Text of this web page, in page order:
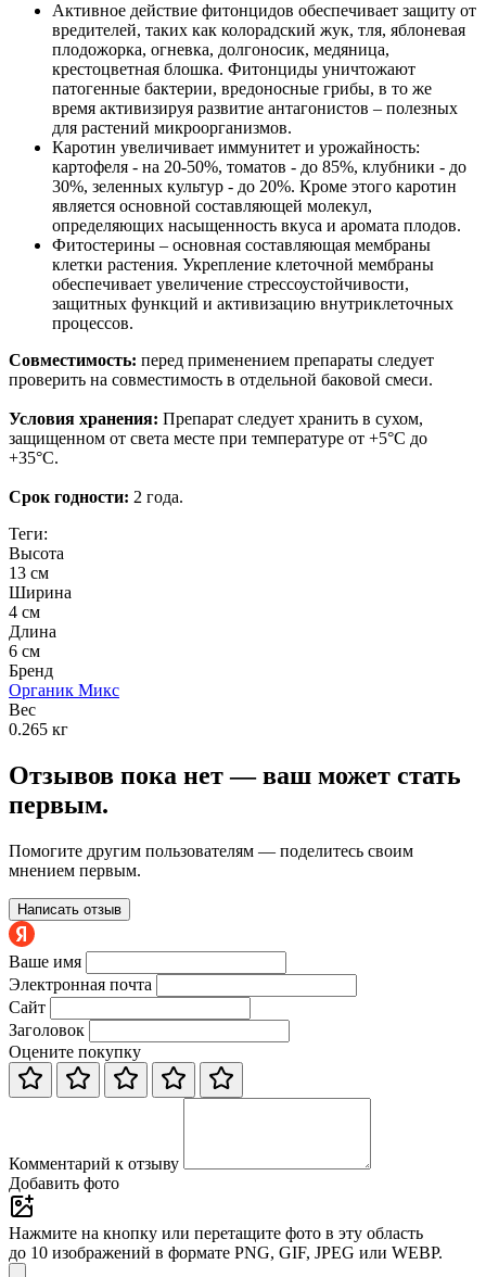
Активное действие фитонцидов обеспечивает защиту от
вредителей, таких как колорадский жук, тля, яблоневая
плодожорка, огневка, долгоносик, медяница,
крестоцветная блошка. Фитонциды уничтожают
патогенные бактерии, вредоносные грибы, в то же
время активизируя развитие антагонистов – полезных
для растений микроорганизмов.
Каротин увеличивает иммунитет и урожайность:
картофеля - на 20-50%, томатов - до 85%, клубники - до
30%, зеленных культур - до 20%. Кроме этого каротин
является основной составляющей молекул,
определяющих насыщенность вкуса и аромата плодов.
Фитостерины – основная составляющая мембраны
клетки растения. Укрепление клеточной мембраны
обеспечивает увеличение стрессоустойчивости,
защитных функций и активизацию внутриклеточных
процессов.
Совместимость: перед применением препараты следует
проверить на совместимость в отдельной баковой смеси.
Условия хранения: Препарат следует хранить в сухом,
защищенном от света месте при температуре от +5°С до
+35°С.
Срок годности: 2 года.
Теги:
Высота
13 см
Ширина
4 см
Длина
6 см
Бренд
Органик Микс
Вес
0.265 кг
Отзывов пока нет — ваш может стать
первым.
Помогите другим пользователям — поделитесь своим
мнением первым.
Написать отзыв
Ваше имя
Электронная почта
Сайт
Заголовок
Оцените покупку
Комментарий к отзыву
Добавить фото
Нажмите на кнопку или перетащите фото в эту область
до 10 изображений в формате PNG, GIF, JPEG или WEBP.